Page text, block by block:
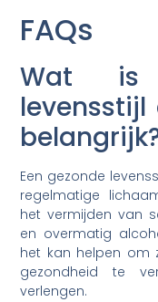
FAQs
Wat is
Een gezonde
regelmatige
het vermijden van
en overmatig
het kan helpen om
gezondheid te
verlengen.